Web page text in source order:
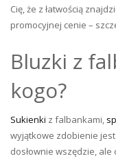
Cię, że z łatwością
promocyjnej cenie –
Bluzki z
kogo?
Sukienki z falbankami,
wyjątkowe zdobienie
dosłownie wszędzie,